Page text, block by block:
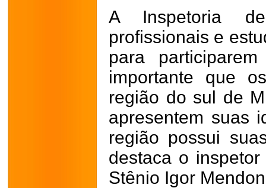
A Inspetoria
profissionais e
para
importante que
região do sul de
apresentem suas
região possui
destaca o
Stênio Igor